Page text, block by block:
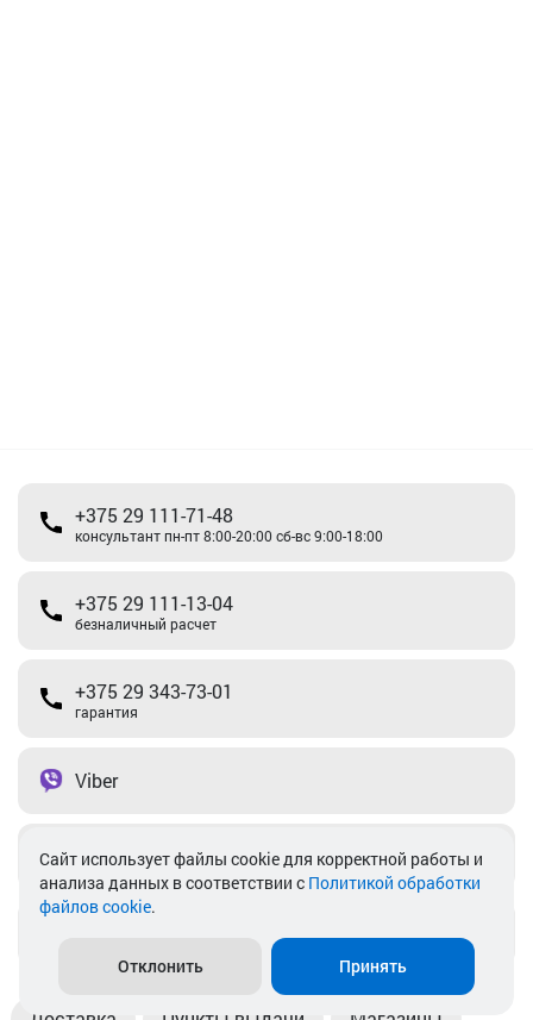
+375 29 111-71-48
консультант пн-пт 8:00-20:00 сб-вс 9:00-18:00
+375 29 111-13-04
безналичный расчет
+375 29 343-73-01
гарантия
Viber
Telegram
Cайт использует файлы cookie для корректной работы и
анализа данных в соответствии с Политикой обработки
файлов cookie.
Отклонить Принять